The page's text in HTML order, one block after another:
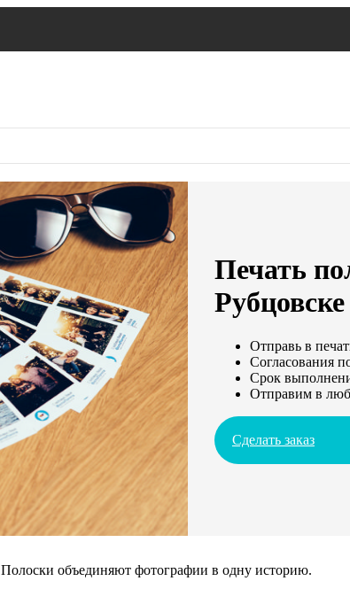
Печать
Рубцовске
Отправь в
Согласования
Срок
Отправим в
Сделать заказ
объединяют фотографии в одну историю.